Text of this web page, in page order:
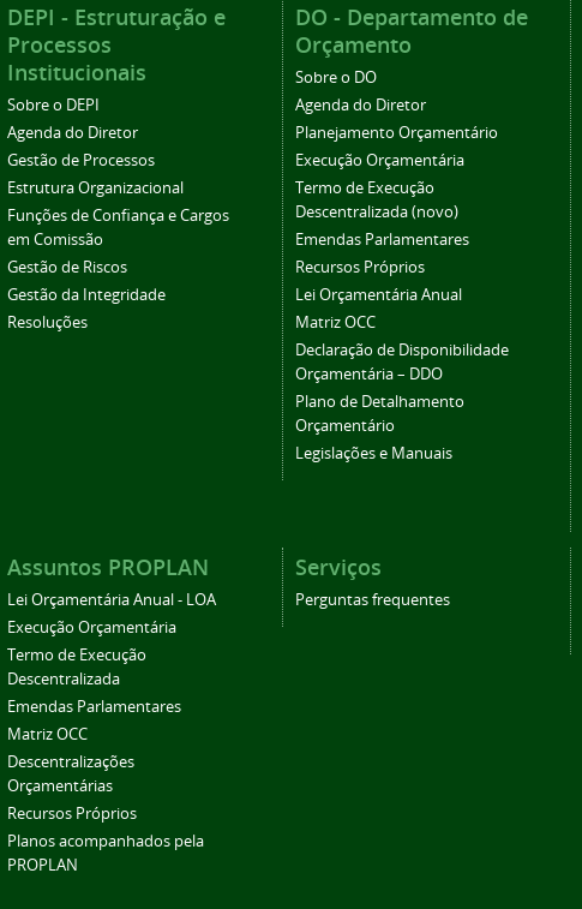
DEPI - Estruturação e
Processos
Institucionais
Sobre o DEPI
Agenda do Diretor
Gestão de Processos
Estrutura Organizacional
Funções de Confiança e Cargos
em Comissão
Gestão de Riscos
Gestão da Integridade
Resoluções
DO - Departamento de
Orçamento
Sobre o DO
Agenda do Diretor
Planejamento Orçamentário
Execução Orçamentária
Termo de Execução
Descentralizada (novo)
Emendas Parlamentares
Recursos Próprios
Lei Orçamentária Anual
Matriz OCC
Declaração de Disponibilidade
Orçamentária – DDO
Plano de Detalhamento
Orçamentário
Legislações e Manuais
Assuntos PROPLAN
Lei Orçamentária Anual - LOA
Execução Orçamentária
Termo de Execução
Descentralizada
Emendas Parlamentares
Matriz OCC
Descentralizações
Orçamentárias
Recursos Próprios
Planos acompanhados pela
PROPLAN
Serviços
Perguntas frequentes